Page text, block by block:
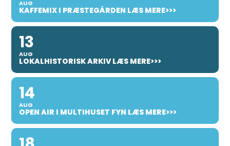
AUG
KAFFEMIX I PRÆSTEGÅRDEN LÆS MERE>>>
13
AUG
LOKALHISTORISK ARKIV LÆS MERE>>>
14
AUG
OPEN AIR I MULTIHUSET FYN LÆS MERE>>>